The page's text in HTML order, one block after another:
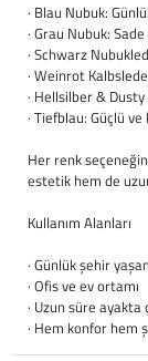
· Blau Nubuk:
· Grau Nubuk:
· Schwarz
· Weinrot
· Hellsilber & Dusty
· Tiefblau: Güçlü
Her renk
estetik hem de
Kullanım Alanları
· Günlük şehir
· Ofis ve ev ortamı
· Uzun süre ayakta
· Hem konfor hem